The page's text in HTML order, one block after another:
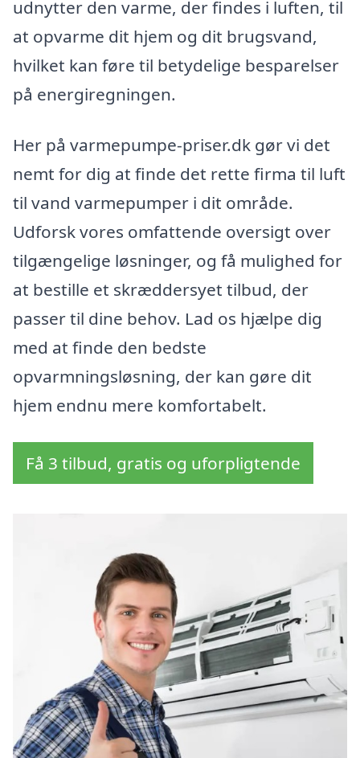
udnytter den varme, der findes i luften, til
at opvarme dit hjem og dit brugsvand,
hvilket kan føre til betydelige besparelser
på energiregningen.
Her på varmepumpe-priser.dk gør vi det
nemt for dig at finde det rette firma til luft
til vand varmepumper i dit område.
Udforsk vores omfattende oversigt over
tilgængelige løsninger, og få mulighed for
at bestille et skræddersyet tilbud, der
passer til dine behov. Lad os hjælpe dig
med at finde den bedste
opvarmningsløsning, der kan gøre dit
hjem endnu mere komfortabelt.
Få 3 tilbud, gratis og uforpligtende